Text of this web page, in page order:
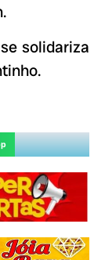
solidariza